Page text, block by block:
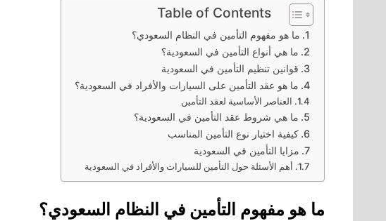
Table of Contents
ما هو مفهوم التأمين في النظام السعودي؟
ما هي أنواع التأمين في السعودية؟
قوانين تنظيم التأمين في السعودية
ما هو عقد التأمين على السيارات والأفراد في السعودية؟
العناصر الأساسية لعقد التأمين
ما هي شروط عقد التأمين في السعودية؟
كيفية اختيار نوع التأمين المناسب
مزايا التأمين في السعودية
أهم الأسئلة حول التأمين للسيارات والأفراد في السعودية
ما هو مفهوم التأمين في النظام السعودي؟